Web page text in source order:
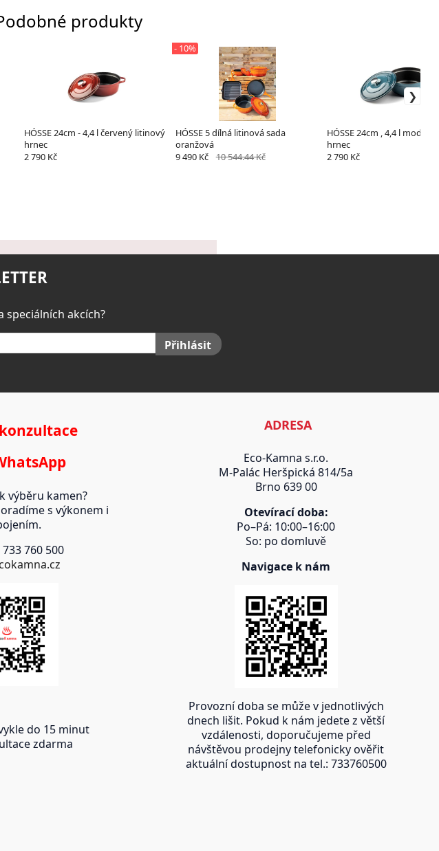
produkty
HÓSSE 24cm - 4,4 l červený litinový
hrnec
2 790 Kč
HÓSSE 5 dílná litinová sada
oranžová
- 10%
9 490 Kč 10 544.44 Kč
HÓSSE 24cm , 4,4 l modrý
hrnec
2 790 Kč
speciálních akcích?
Přihlásit
výběru kamen?
s výkonem i
733 760 500
do 15 minut
zdarma
ADRESA
Eco-Kamna s.r.o.
M-Palác Heršpická 814/5a
Brno 639 00
Otevírací doba:
Po–Pá: 10:00–16:00
So: po domluvě
Navigace k nám
Provozní doba se může v jednotlivých
dnech lišit. Pokud k nám jedete z větší
vzdálenosti, doporučujeme před
návštěvou prodejny telefonicky ověřit
aktuální dostupnost na tel.: 733760500